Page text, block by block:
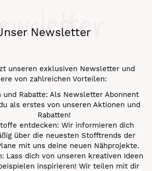
Newsletter
unseren exklusiven Newsletter und
von zahlreichen Vorteilen:
und Rabatte: Als Newsletter Abonnent
als erstes von unseren Aktionen und
Rabatten!
entdecken: Wir informieren dich
über die neuesten Stofftrends der
mit uns deine neuen Nähprojekte.
Lass dich von unseren kreativen Ideen
inspirieren! Wir teilen mit dir